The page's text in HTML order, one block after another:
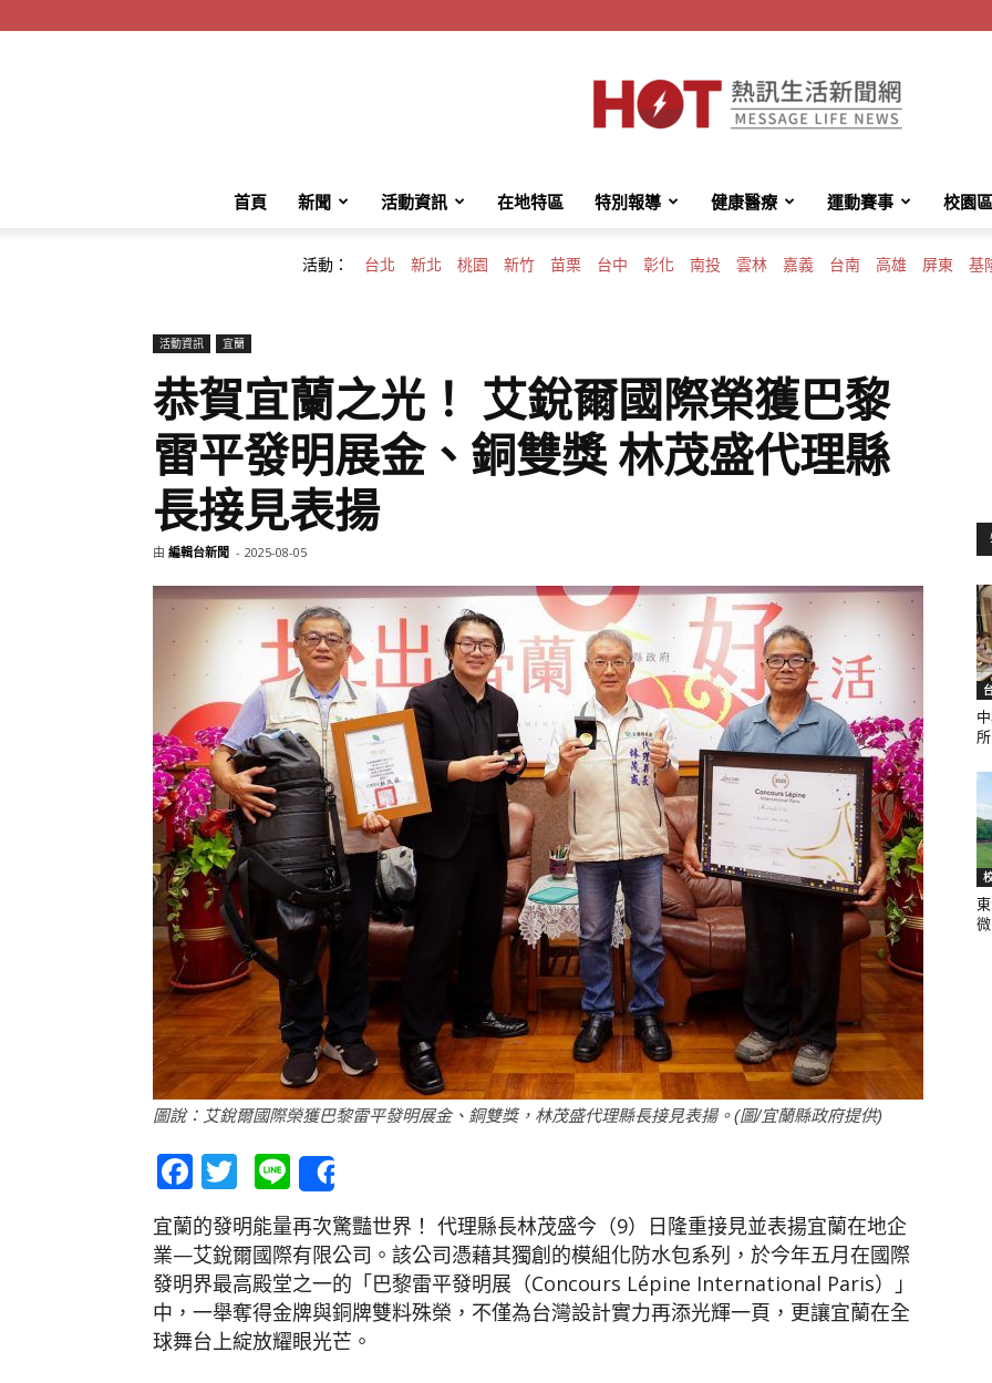
HotMessage
生
活
新
聞
網
首頁 新聞 活動資訊 在地特區 特別報導 健康醫療 運動賽事 校園區
活動： 台北 新北 桃園 新竹 苗栗 台中 彰化 南投 雲林 嘉義 台南 高雄 屏東 基
活動資訊 宜蘭
恭賀宜蘭之光！ 艾銳爾國際榮獲巴黎
雷平發明展金、銅雙獎 林茂盛代理縣
長接見表揚
由 編輯台新聞 - 2025-08-05
圖說：艾銳爾國際榮獲巴黎雷平發明展金、銅雙獎，林茂盛代理縣長接見表揚。(圖/宜蘭縣政府提供)
Facebook
Twitter
Line
宜蘭的發明能量再次驚豔世界！ 代理縣長林茂盛今（9）日隆重接見並表揚宜蘭在地企
業—艾銳爾國際有限公司。該公司憑藉其獨創的模組化防水包系列，於今年五月在國際
發明界最高殿堂之一的「巴黎雷平發明展（Concours Lépine International Paris）」
中，一舉奪得金牌與銅牌雙料殊榮，不僅為台灣設計實力再添光輝一頁，更讓宜蘭在全
球舞台上綻放耀眼光芒。